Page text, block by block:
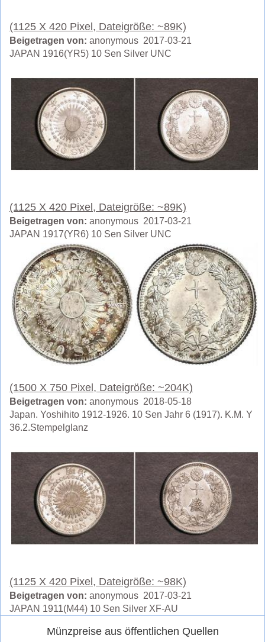
(1125 X 420 Pixel, Dateigröße: ~89K)
Beigetragen von: anonymous 2017-03-21
JAPAN 1916(YR5) 10 Sen Silver UNC
(1125 X 420 Pixel, Dateigröße: ~89K)
Beigetragen von: anonymous 2017-03-21
JAPAN 1917(YR6) 10 Sen Silver UNC
(1500 X 750 Pixel, Dateigröße: ~204K)
Beigetragen von: anonymous 2018-05-18
Japan. Yoshihito 1912-1926. 10 Sen Jahr 6 (1917). K.M. Y
36.2.Stempelglanz
(1125 X 420 Pixel, Dateigröße: ~98K)
Beigetragen von: anonymous 2017-03-21
JAPAN 1911(M44) 10 Sen Silver XF-AU